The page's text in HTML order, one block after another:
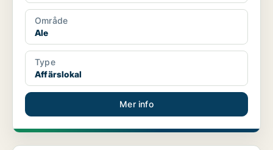
Område
Ale
Type
Affärslokal
Mer info